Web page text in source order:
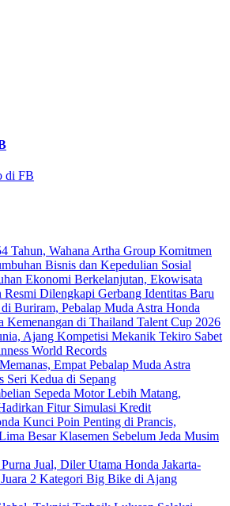
di FB
Tahun, Wahana Artha Group Komitmen
Bisnis dan Kepedulian Sosial
Ekonomi Berkelanjutan, Ekowisata
Dilengkapi Gerbang Identitas Baru
Buriram, Pebalap Muda Astra Honda
Kemenangan di Thailand Talent Cup 2026
Ajang Kompetisi Mekanik Tekiro Sabet
World Records
Empat Pebalap Muda Astra
Seri Kedua di Sepang
Sepeda Motor Lebih Matang,
Fitur Simulasi Kredit
Kunci Poin Penting di Prancis,
Besar Klasemen Sebelum Jeda Musim
Jual, Diler Utama Honda Jakarta-
Juara 2 Kategori Big Bike di Ajang